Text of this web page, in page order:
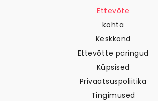
Ettevõte
kohta
Keskkond
Ettevõtte päringud
Küpsised
Privaatsuspoliitika
Tingimused